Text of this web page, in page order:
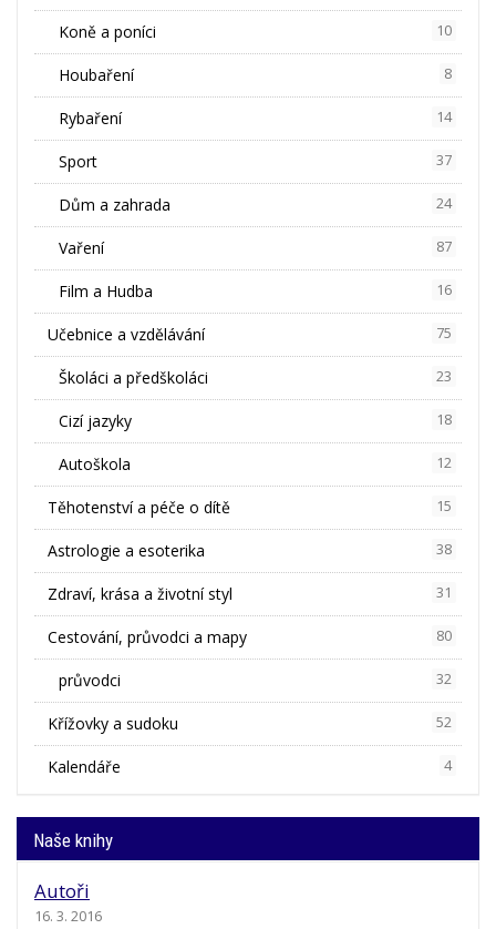
Koně a poníci 10
Houbaření 8
Rybaření 14
Sport 37
Dům a zahrada 24
Vaření 87
Film a Hudba 16
Učebnice a vzdělávání 75
Školáci a předškoláci 23
Cizí jazyky 18
Autoškola 12
Těhotenství a péče o dítě 15
Astrologie a esoterika 38
Zdraví, krása a životní styl 31
Cestování, průvodci a mapy 80
průvodci 32
Křížovky a sudoku 52
Kalendáře 4
Naše knihy
Autoři
16. 3. 2016